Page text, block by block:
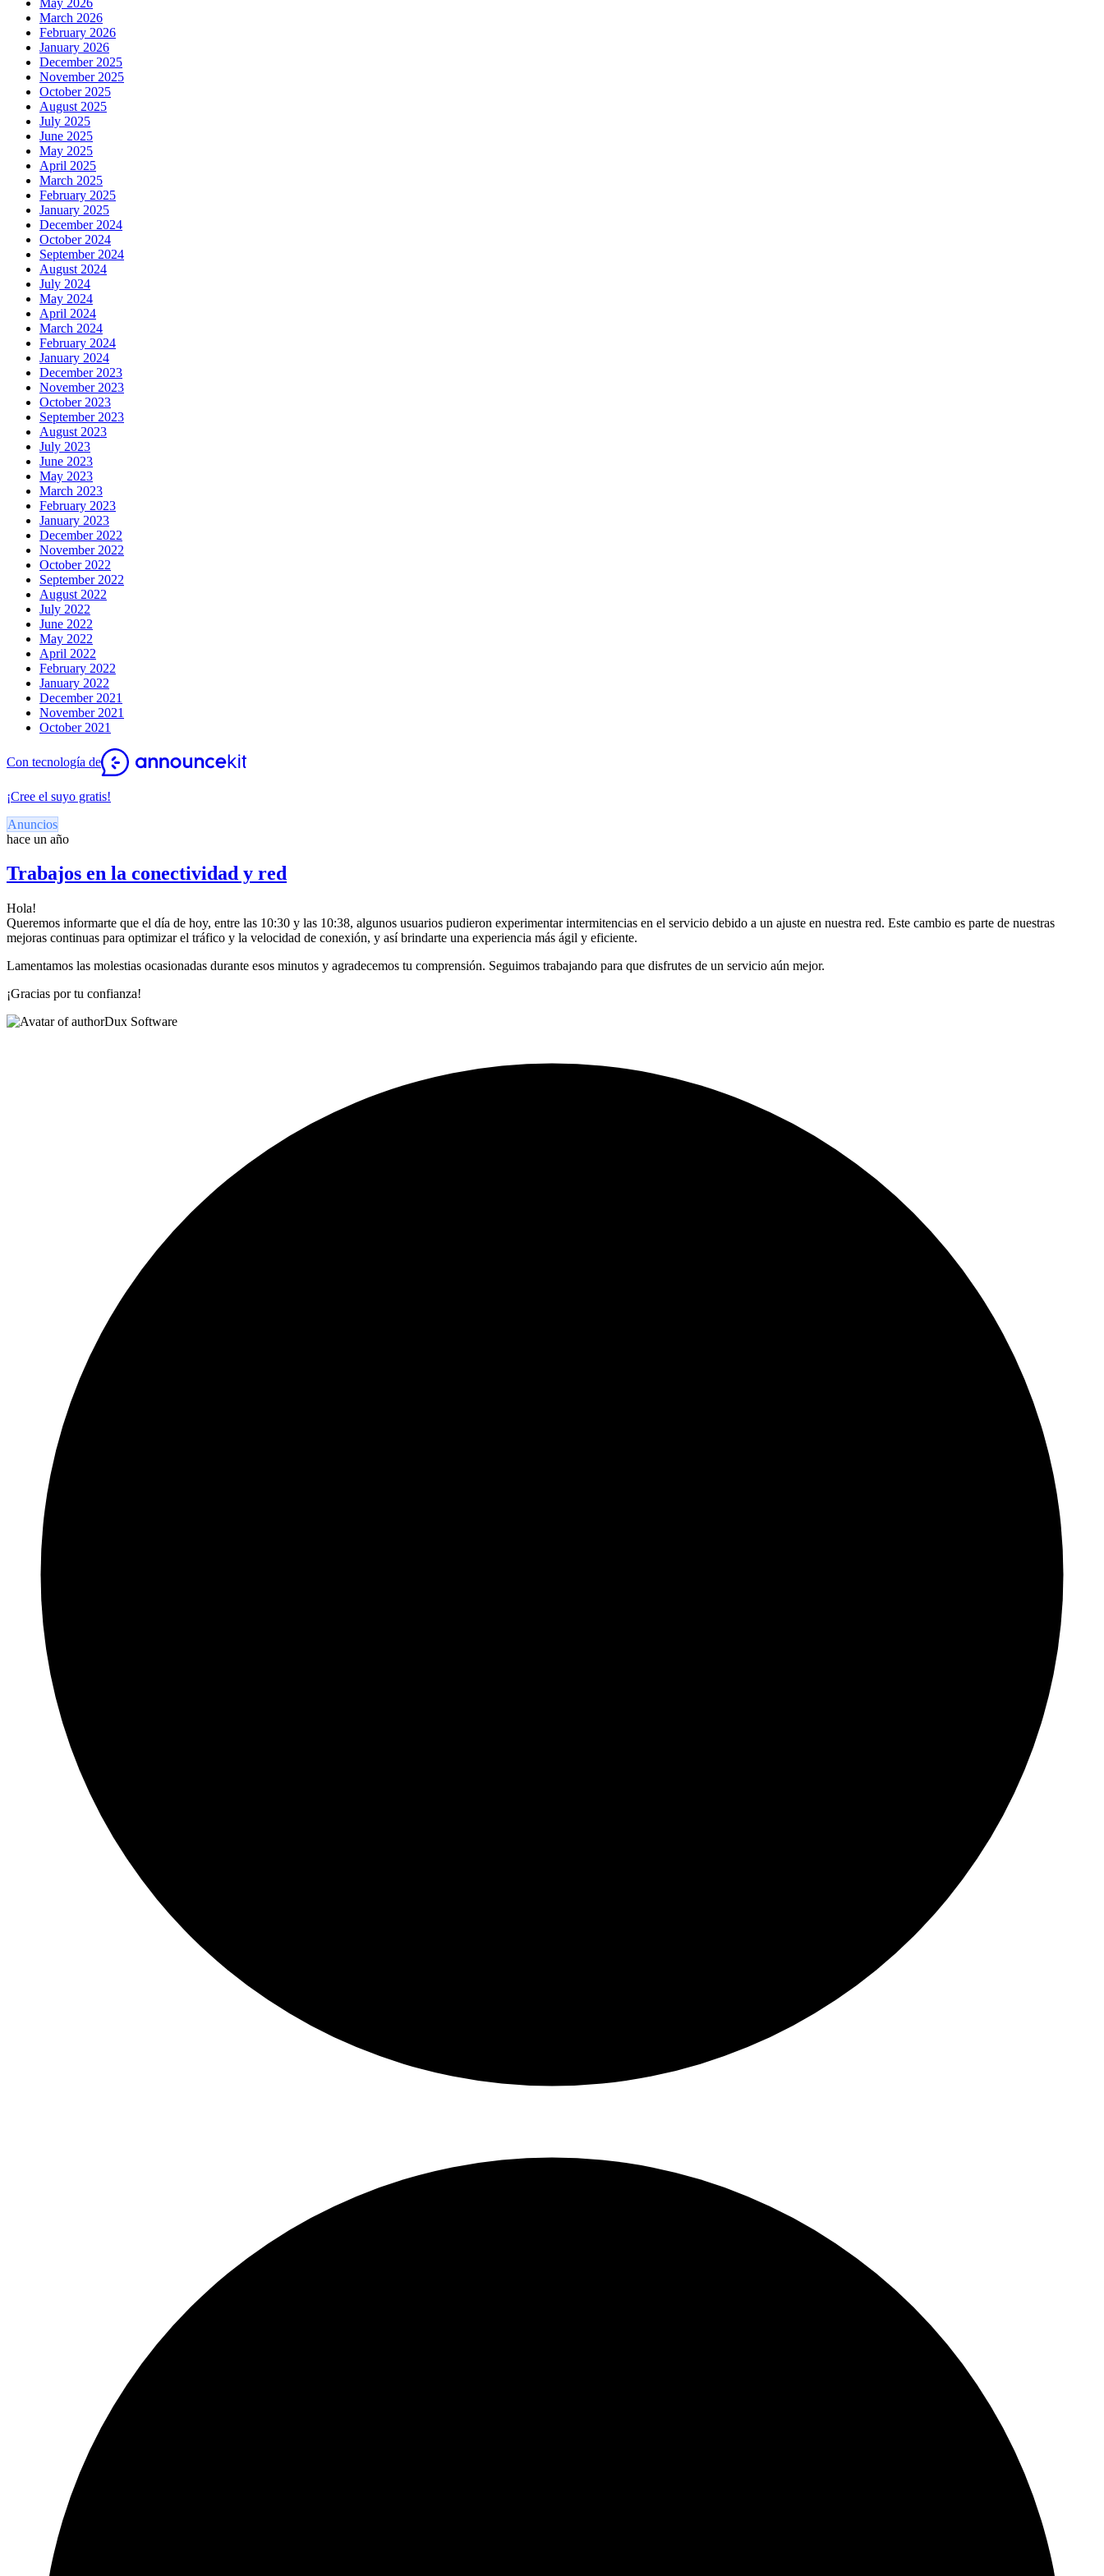
March 2026
February 2026
January 2026
December 2025
November 2025
October 2025
August 2025
July 2025
June 2025
May 2025
April 2025
March 2025
February 2025
January 2025
December 2024
October 2024
September 2024
August 2024
July 2024
May 2024
April 2024
March 2024
February 2024
January 2024
December 2023
November 2023
October 2023
September 2023
August 2023
July 2023
June 2023
May 2023
March 2023
February 2023
January 2023
December 2022
November 2022
October 2022
September 2022
August 2022
July 2022
June 2022
May 2022
April 2022
February 2022
January 2022
December 2021
November 2021
October 2021
Con tecnología de
¡Cree el suyo gratis!
Anuncios
hace un año
Trabajos en la conectividad y red
Hola!
Queremos informarte que el día de hoy, entre las 10:30 y las 10:38, algunos usuarios pudieron experimentar intermitencias en el servicio debido a un ajuste en nuestra red. Este cambio es parte de nuestras
mejoras continuas para optimizar el tráfico y la velocidad de conexión, y así brindarte una experiencia más ágil y eficiente.
Lamentamos las molestias ocasionadas durante esos minutos y agradecemos tu comprensión. Seguimos trabajando para que disfrutes de un servicio aún mejor.
¡Gracias por tu confianza!
Dux Software